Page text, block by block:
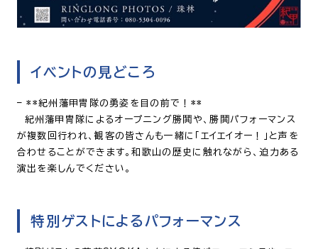
イベントの見どころ
– **紀州藩甲冑隊の勇姿を目の前で！**
紀州藩甲冑隊によるオープニング勝鬨や、勝鬨パフォーマンス
が複数回行われ、観客の皆さんも一緒に「エイエイオー！」と声を
合わせることができます。和歌山の歴史に触れながら、迫力ある
演出を楽しんでください。
特別ゲストによるパフォーマンス